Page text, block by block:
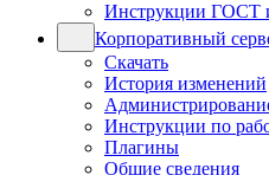
Инструкции ГОСТ
Корпоративный
Скачать
История изменений
Инструкции по
Плагины
Общие сведения